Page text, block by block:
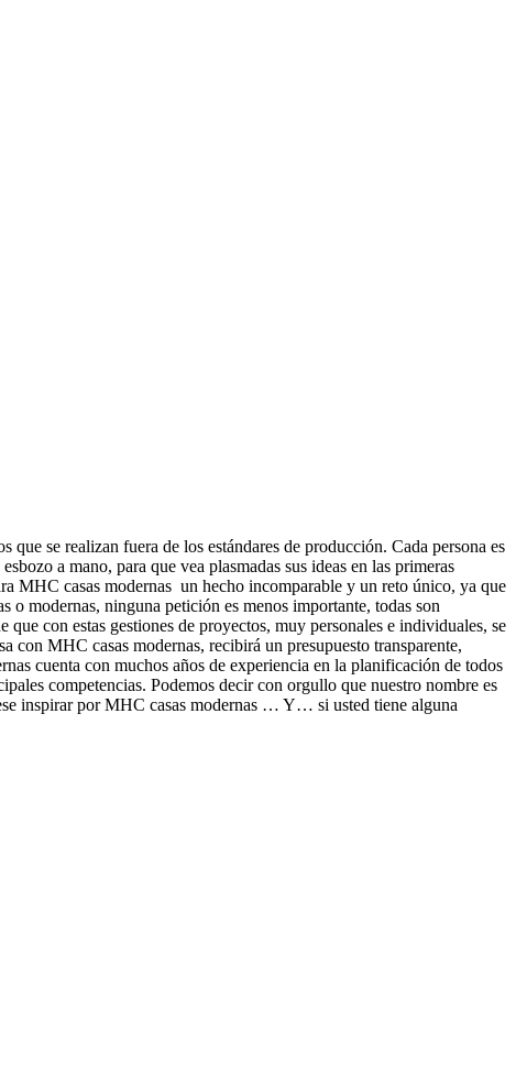
se realizan fuera de los estándares de producción. Cada persona es
a mano, para que vea plasmadas sus ideas en las primeras
MHC casas modernas un hecho incomparable y un reto único, ya que
o modernas, ninguna petición es menos importante, todas son
que con estas gestiones de proyectos, muy personales e individuales, se
con MHC casas modernas, recibirá un presupuesto transparente,
cuenta con muchos años de experiencia en la planificación de todos
competencias. Podemos decir con orgullo que nuestro nombre es
inspirar por MHC casas modernas … Y… si usted tiene alguna